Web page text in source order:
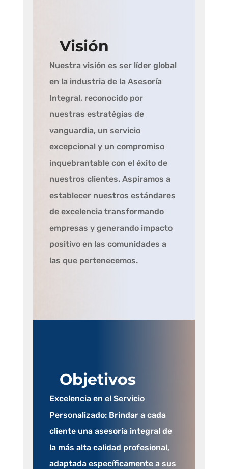
Visión
Nuestra visión es ser líder global
en la industria de la Asesoría
Integral, reconocido por
nuestras estratégias de
vanguardia, un servicio
excepcional y un compromiso
inquebrantable con el éxito de
nuestros clientes. Aspiramos a
establecer nuestros estándares
de excelencia transformando
empresas y generando impacto
positivo en las comunidades a
las que pertenecemos.
Objetivos
Excelencia en el Servicio
Personalizado: Brindar a cada
cliente una asesoría integral de
la más alta calidad profesional,
adaptada específicamente a sus